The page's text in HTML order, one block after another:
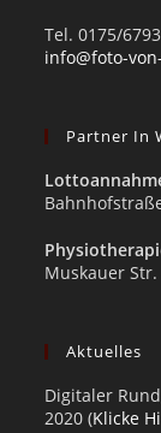
Tel. 0175/
info@foto-
Partner In
Muskauer Str.
Aktuelles
Digitaler
2020 (Klicke